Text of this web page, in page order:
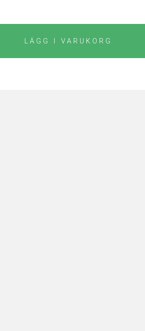
LÄGG I VARUKORG